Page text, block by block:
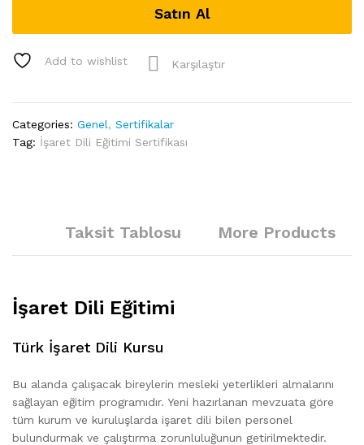
Satın Al
Add to wishlist Karşılaştır
Categories: Genel, Sertifikalar
Tag: İşaret Dili Eğitimi Sertifikası
Taksit Tablosu More Products
İşaret Dili Eğitimi
Türk İşaret Dili Kursu
Bu alanda çalışacak bireylerin mesleki yeterlikleri almalarını
sağlayan eğitim programıdır. Yeni hazırlanan mevzuata göre
tüm kurum ve kuruluşlarda işaret dili bilen personel
bulundurmak ve çalıştırma zorunluluğunun getirilmektedir.